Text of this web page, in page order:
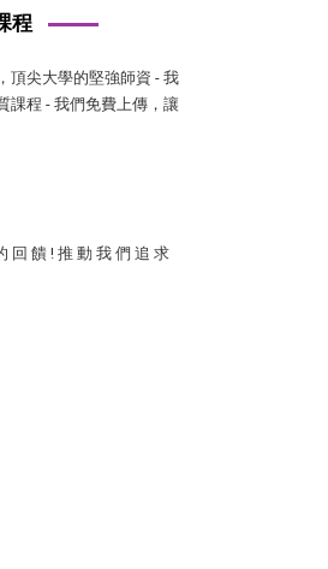
程
頂尖大學的堅強師資 - 我
課程 - 我們免費上傳，讓
回 饋 ! 推 動 我 們 追 求